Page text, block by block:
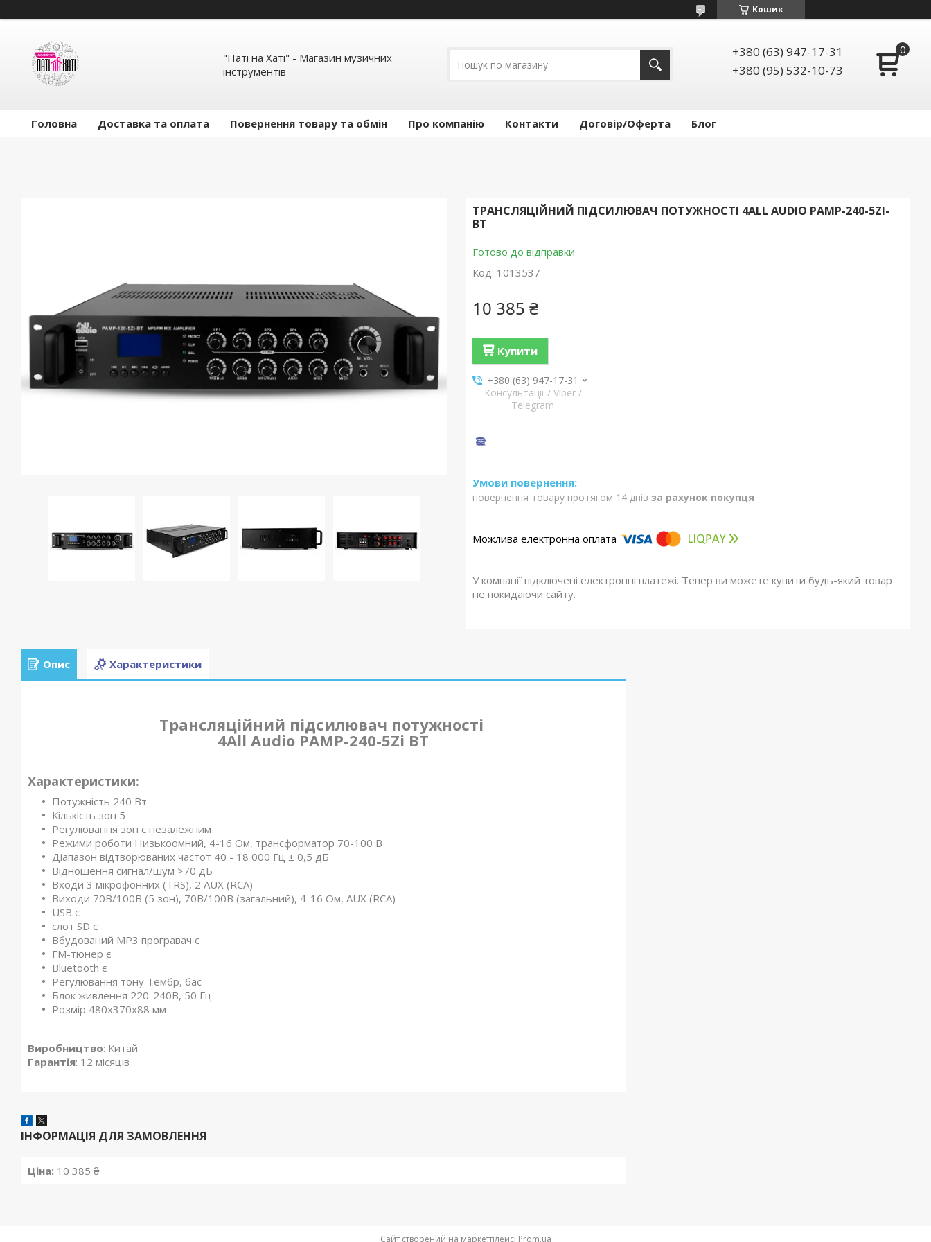
Кошик
"Паті на Хаті" - Магазин музичних
інструментів
+380 (63) 947-17-31
+380 (95) 532-10-73
Головна Доставка та оплата Повернення товару та обмін Про компанію Контакти Договір/Оферта Блог
ТРАНСЛЯЦІЙНИЙ ПІДСИЛЮВАЧ ПОТУЖНОСТІ 4ALL AUDIO PAMP-240-5ZI-
BT
Готово до відправки
Код: 1013537
10 385 ₴
Купити
+380 (63) 947-17-31
Консультації / Viber /
Telegram
повернення товару протягом 14 днів за рахунок покупця
У компанії підключені електронні платежі. Тепер ви можете купити будь-який товар
не покидаючи сайту.
Опис Характеристики
Трансляційний підсилювач потужності
4All Audio PAMP-240-5Zi BT
Характеристики:
Потужність 240 Вт
Кількість зон 5
Регулювання зон є незалежним
Режими роботи Низькоомний, 4-16 Ом, трансформатор 70-100 В
Діапазон відтворюваних частот 40 - 18 000 Гц ± 0,5 дБ
Відношення сигнал/шум >70 дБ
Входи 3 мікрофонних (TRS), 2 AUX (RCA)
Виходи 70В/100В (5 зон), 70В/100В (загальний), 4-16 Ом, AUX (RCA)
USB є
слот SD є
Вбудований MP3 програвач є
FM-тюнер є
Bluetooth є
Регулювання тону Тембр, бас
Блок живлення 220-240В, 50 Гц
Розмір 480x370x88 мм
Виробництво: Китай
Гарантія: 12 місяців
ІНФОРМАЦІЯ ДЛЯ ЗАМОВЛЕННЯ
Ціна: 10 385 ₴
Сайт створений на маркетплейсі Prom.ua